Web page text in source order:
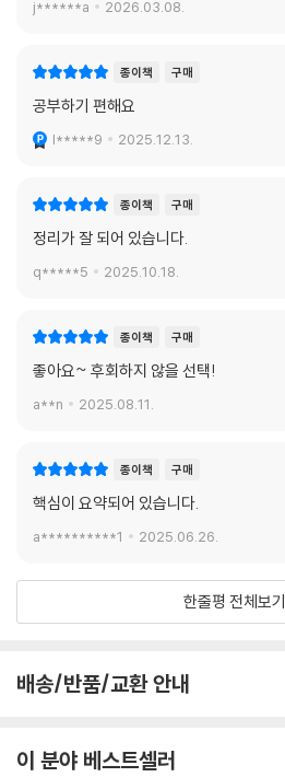
j******a 2026.03.08.
종이책 구매
공부하기 편해요
l*****9 2025.12.13.
종이책 구매
정리가 잘 되어 있습니다.
q*****5 2025.10.18.
종이책 구매
좋아요~ 후회하지 않을 선택!
a**n 2025.08.11.
종이책 구매
핵심이 요약되어 있습니다.
a**********1 2025.06.26.
한줄평 전체보기
배송/반품/교환 안내
이 분야 베스트셀러